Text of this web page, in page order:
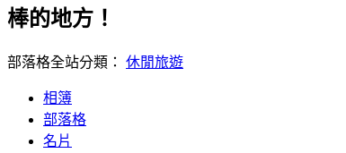
棒的地方！
部落格全站分類： 休閒旅遊
相簿
部落格
名片